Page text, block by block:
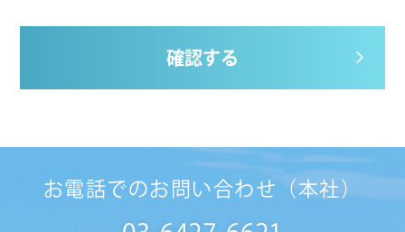
確認する
お電話でのお問い合わせ（本社）